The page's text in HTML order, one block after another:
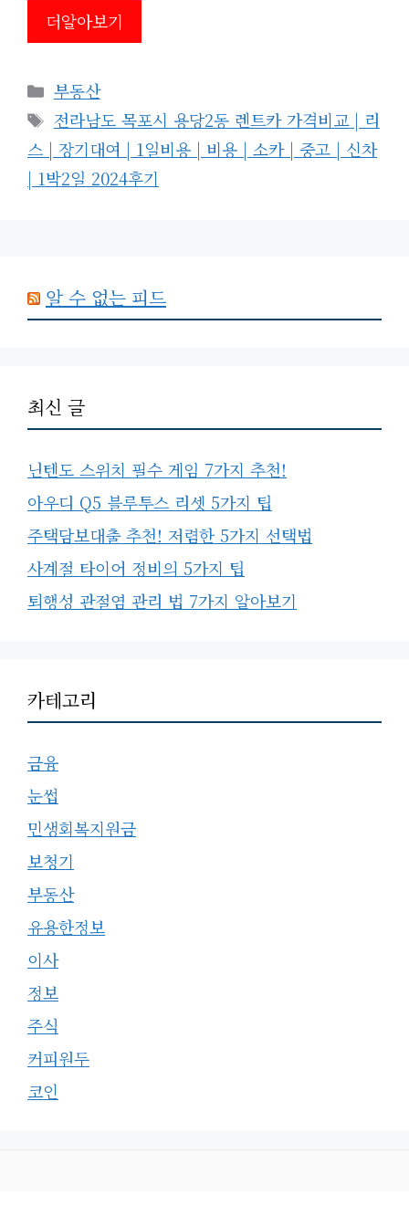
더알아보기
카
테
고
리
부동산
태
그
전라남도 목포시 용당2동 렌트카 가격비교 | 리
스 | 장기대여 | 1일비용 | 비용 | 소카 | 중고 | 신차
| 1박2일 2024후기
알 수 없는 피드
최신 글
닌텐도 스위치 필수 게임 7가지 추천!
아우디 Q5 블루투스 리셋 5가지 팁
주택담보대출 추천! 저렴한 5가지 선택법
사계절 타이어 정비의 5가지 팁
퇴행성 관절염 관리 법 7가지 알아보기
카테고리
금융
눈썹
민생회복지원금
보청기
부동산
유용한정보
이사
정보
주식
커피원두
코인